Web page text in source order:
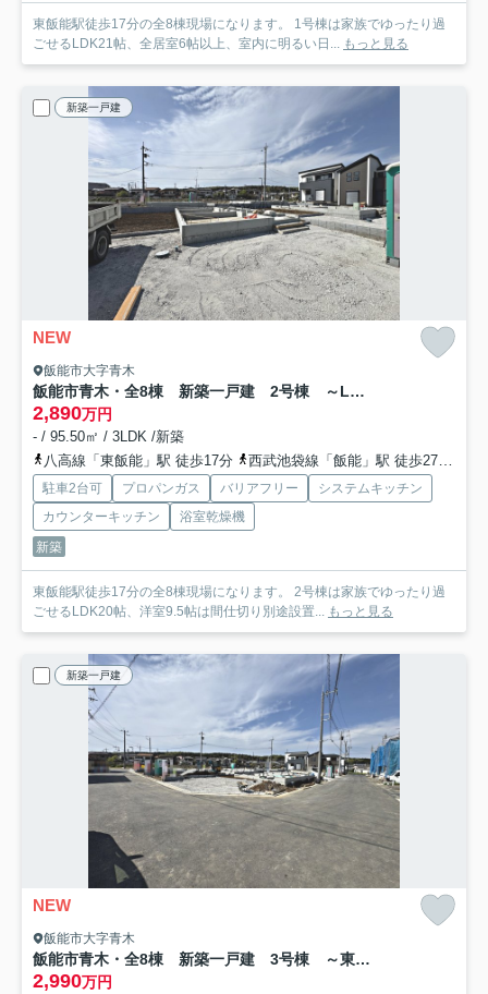
東飯能駅徒歩17分の全8棟現場になります。 1号棟は家族でゆったり過
ごせるLDK21帖、全居室6帖以上、室内に明るい日... もっと見る
新築一戸建
NEW
飯能市大字青木
飯能市青木・全8棟 新築一戸建 2号棟 ～LDK20帖～
2,890万円
- / 95.50㎡ / 3LDK /新築
八高線「東飯能」駅 徒歩17分
西武池袋線「飯能」駅 徒歩27分
駐車2台可 プロパンガス バリアフリー
システムキッチン
カウンターキッチン
浴室乾燥機
新築
東飯能駅徒歩17分の全8棟現場になります。 2号棟は家族でゆったり過
ごせるLDK20帖、洋室9.5帖は間仕切り別途設置... もっと見る
新築一戸建
NEW
飯能市大字青木
飯能市青木・全8棟 新築一戸建 3号棟 ～東南角地～
2,990万円